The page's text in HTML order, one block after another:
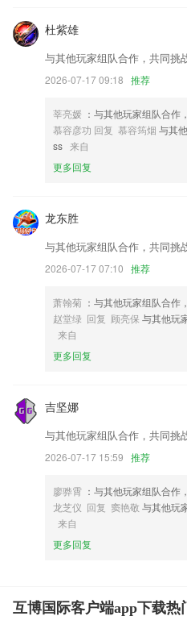
日翻译利器！外语翻译助手！日语手
6.融入了丰富的课程教学资源，让学
互博国际客户端app下载更
优化若干体验
优化App界面样式
我们尽可能频繁地更新优步乘客端，
版本修复了几个错误，并改善了多项性
优化了用户体验，修复了已知bug。
消费时增加自定义积分功能，可以手
联系我们
到应用商店进行打分评论，说出您的
进行优化修改。
杜紫雄
与其他玩家组队合作，共同挑
2026-07-17 09:18 推荐
莘亮媛 ：与其他玩家组队合
慕容彦功 回复 慕容筠烟 与其
ss 来自
更多回复
龙东胜
与其他玩家组队合作，共同挑
2026-07-17 07:10 推荐
萧翰菊 ：与其他玩家组队合
赵堂绿 回复 顾亮保 与其他玩
来自
更多回复
吉坚娜
与其他玩家组队合作，共同挑
2026-07-17 15:59 推荐
廖骅霄 ：与其他玩家组队合
龙芝仪 回复 窦艳敬 与其他玩
来自
更多回复
互博国际客户端app下载热